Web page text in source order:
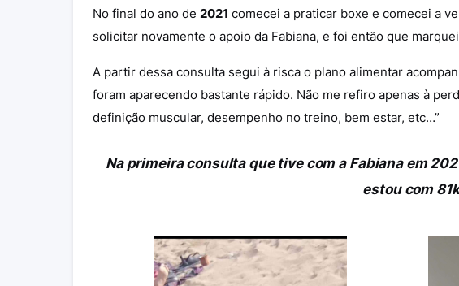
No final do ano de 2021 comecei a praticar boxe e comecei a
solicitar novamente o apoio da Fabiana, e foi então que
A partir dessa consulta segui à risca o plano alimentar
foram aparecendo bastante rápido. Não me refiro apenas à
definição muscular, desempenho no treino, bem estar, etc…”
Na primeira consulta que tive com a Fabiana em
estou com